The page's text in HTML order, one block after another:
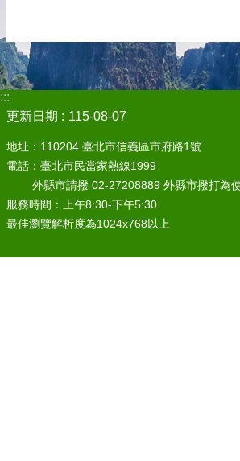
:::
更新日期
115-08-07
地址：110204 臺北市信義區市府路1號
電話：臺北市民當家熱線1999
外縣市請撥 02-27208889 外縣市撥打為
服務時間：上午8:30-下午5:30
最佳瀏覽解析度為1024x768以上